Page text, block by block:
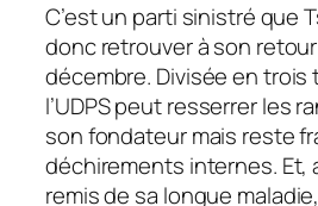
C’est un parti sinistré que
donc retrouver à son
décembre. Divisée en trois
l’UDPS peut resserrer les
son fondateur mais reste
déchirements internes. Et,
remis de sa longue